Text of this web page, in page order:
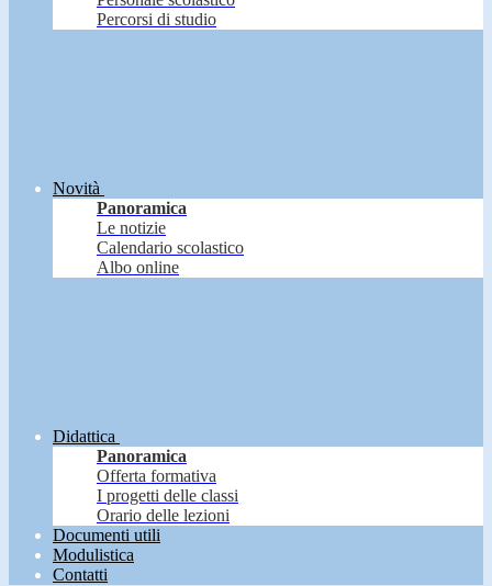
Percorsi di studio
Novità
Panoramica
Le notizie
Calendario scolastico
Albo online
Didattica
Panoramica
Offerta formativa
I progetti delle classi
Orario delle lezioni
Documenti utili
Modulistica
Contatti